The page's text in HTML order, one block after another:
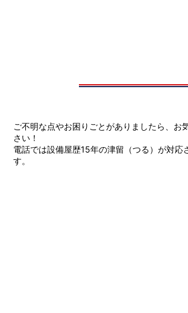
ご不明な点やお困りごとがありましたら、お
さい！
電話では設備屋歴15年の津留（つる）が対応
す。